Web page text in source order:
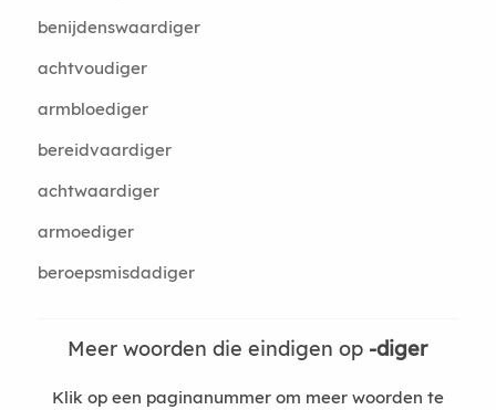
benijdenswaardiger
achtvoudiger
armbloediger
bereidvaardiger
achtwaardiger
armoediger
beroepsmisdadiger
Meer woorden die eindigen op -diger
Klik op een paginanummer om meer woorden te